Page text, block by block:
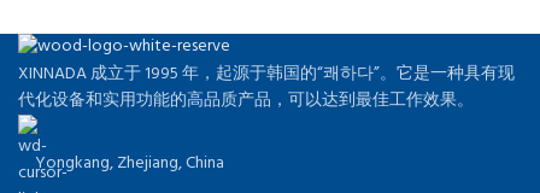
XINNADA 成立于 1995 年，起源于韩国的“쾌하다”。它是一种具有现
代化设备和实用功能的高品质产品，可以达到最佳工作效果。
Yongkang, Zhejiang, China